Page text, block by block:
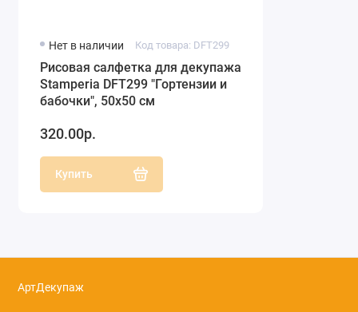
Нет в наличии Код товара: DFT299
Рисовая салфетка для декупажа
Stamperia DFT299 "Гортензии и
бабочки", 50х50 см
320.00р.
Купить
АртДекупаж